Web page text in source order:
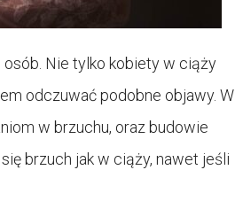
Nie tylko kobiety w ciąży
odczuwać podobne objawy. W
w brzuchu, oraz budowie
brzuch jak w ciąży, nawet jeśli